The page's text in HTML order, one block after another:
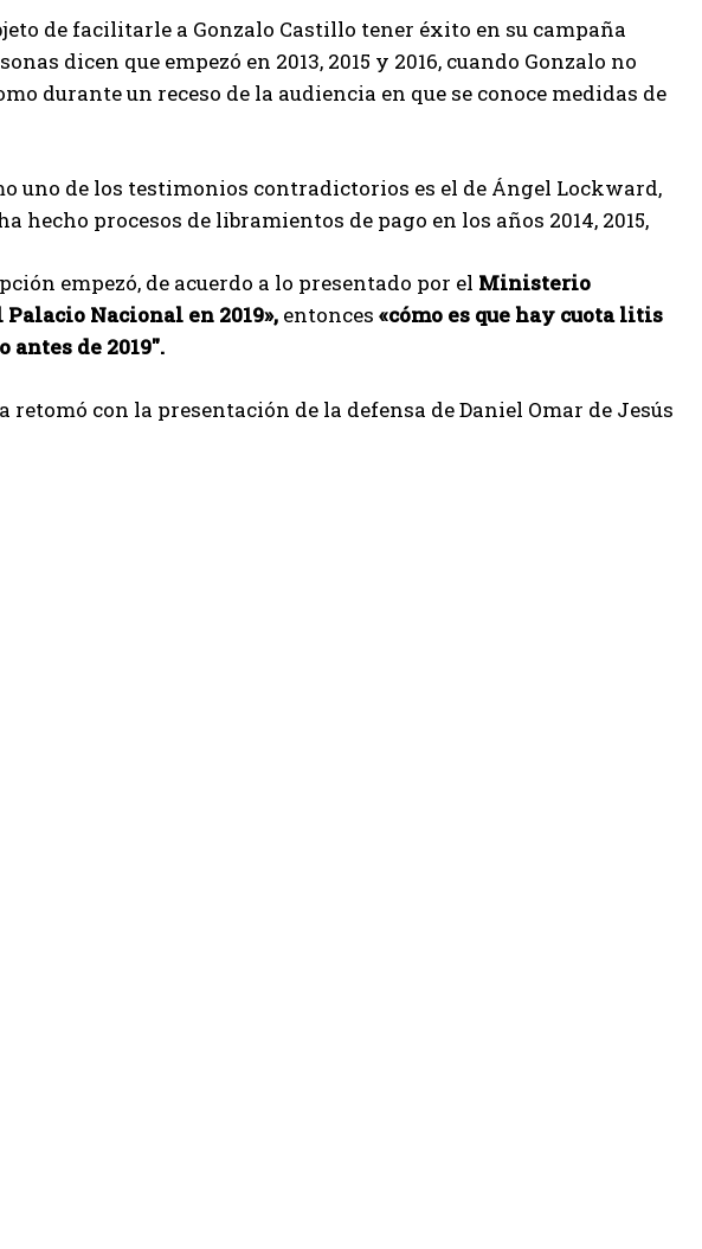
de facilitarle a Gonzalo Castillo tener éxito en su campaña
dicen que empezó en 2013, 2015 y 2016, cuando Gonzalo no
durante un receso de la audiencia en que se conoce medidas de
uno de los testimonios contradictorios es el de Ángel Lockward,
hecho procesos de libramientos de pago en los años 2014, 2015,
empezó, de acuerdo a lo presentado por el Ministerio
Nacional en 2019», entonces «cómo es que hay cuota litis
de 2019″.
con la presentación de la defensa de Daniel Omar de Jesús